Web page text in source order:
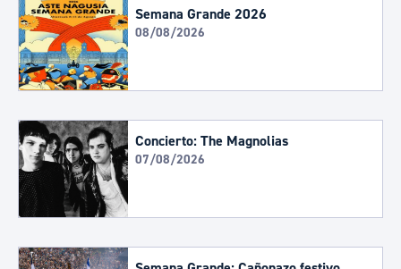
Semana Grande 2026
08/08/2026
Concierto: The Magnolias
07/08/2026